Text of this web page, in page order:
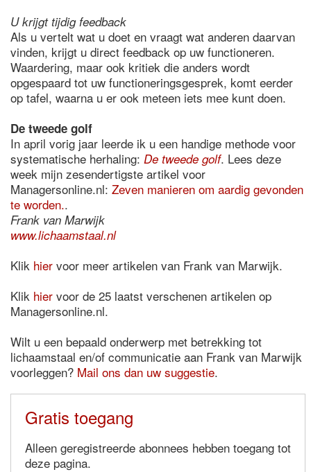
U krijgt tijdig feedback
Als u vertelt wat u doet en vraagt wat anderen daarvan
vinden, krijgt u direct feedback op uw functioneren.
Waardering, maar ook kritiek die anders wordt
opgespaard tot uw functioneringsgesprek, komt eerder
op tafel, waarna u er ook meteen iets mee kunt doen.
De tweede golf
In april vorig jaar leerde ik u een handige methode voor
systematische herhaling: De tweede golf. Lees deze
week mijn zesendertigste artikel voor
Managersonline.nl: Zeven manieren om aardig gevonden
te worden..
Frank van Marwijk
www.lichaamstaal.nl
Klik hier voor meer artikelen van Frank van Marwijk.
Klik hier voor de 25 laatst verschenen artikelen op
Managersonline.nl.
Wilt u een bepaald onderwerp met betrekking tot
lichaamstaal en/of communicatie aan Frank van Marwijk
voorleggen? Mail ons dan uw suggestie.
Gratis toegang
Alleen geregistreerde abonnees hebben toegang tot
deze pagina.